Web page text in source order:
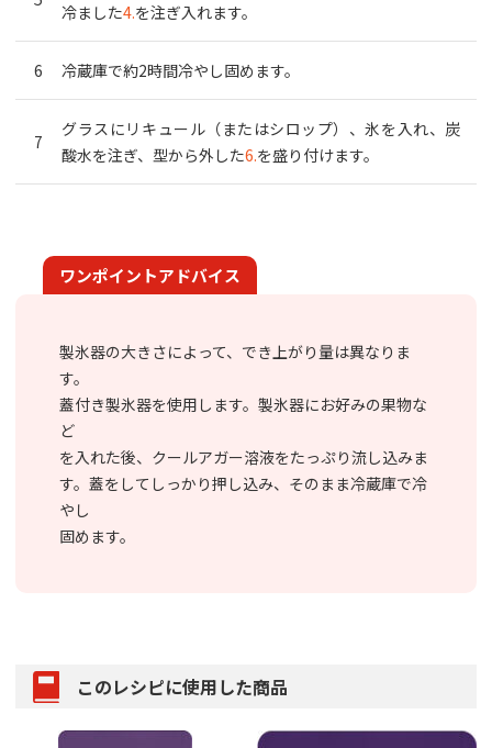
冷ました4.を注ぎ入れます。
冷蔵庫で約2時間冷やし固めます。
グラスにリキュール（またはシロップ）、氷を入れ、炭
酸水を注ぎ、型から外した6.を盛り付けます。
ワンポイントアドバイス
製氷器の大きさによって、でき上がり量は異なりま
す。
蓋付き製氷器を使用します。製氷器にお好みの果物な
ど
を入れた後、クールアガー溶液をたっぷり流し込みま
す。蓋をしてしっかり押し込み、そのまま冷蔵庫で冷
やし
固めます。
このレシピに使用した商品